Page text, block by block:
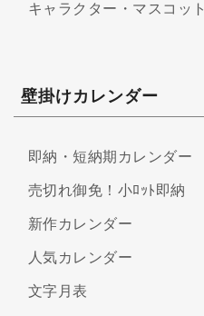
キャラクター・マスコット
壁掛けカレンダー
即納・短納期カレンダー
売切れ御免！小ﾛｯﾄ即納
新作カレンダー
人気カレンダー
文字月表